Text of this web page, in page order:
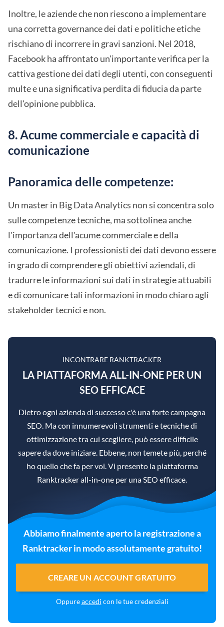
Inoltre, le aziende che non riescono a implementare
una corretta governance dei dati e politiche etiche
rischiano di incorrere in gravi sanzioni. Nel 2018,
Facebook ha affrontato un'importante verifica per la
cattiva gestione dei dati degli utenti, con conseguenti
multe e una significativa perdita di fiducia da parte
dell'opinione pubblica.
8. Acume commerciale e capacità di
comunicazione
Panoramica delle competenze:
Un master in Big Data Analytics non si concentra solo
sulle competenze tecniche, ma sottolinea anche
l'importanza dell'acume commerciale e della
comunicazione. I professionisti dei dati devono essere
in grado di comprendere gli obiettivi aziendali, di
tradurre le informazioni sui dati in strategie attuabili
e di comunicare tali informazioni in modo chiaro agli
stakeholder tecnici e non.
INCONTRARE RANKTRACKER
LA PIATTAFORMA ALL-IN-ONE PER UN
SEO EFFICACE
Dietro ogni azienda di successo c'è una forte campagna
SEO. Ma con innumerevoli strumenti e tecniche di
ottimizzazione tra cui scegliere, può essere difficile
sapere da dove iniziare. Ebbene, non temete più, perché
ho quello che fa per voi. Vi presento la piattaforma
Ranktracker all-in-one per una SEO efficace.
Abbiamo finalmente aperto la registrazione a
Ranktracker in modo assolutamente gratuito!
CREARE UN ACCOUNT GRATUITO
Oppureaccedi con le tue credenziali